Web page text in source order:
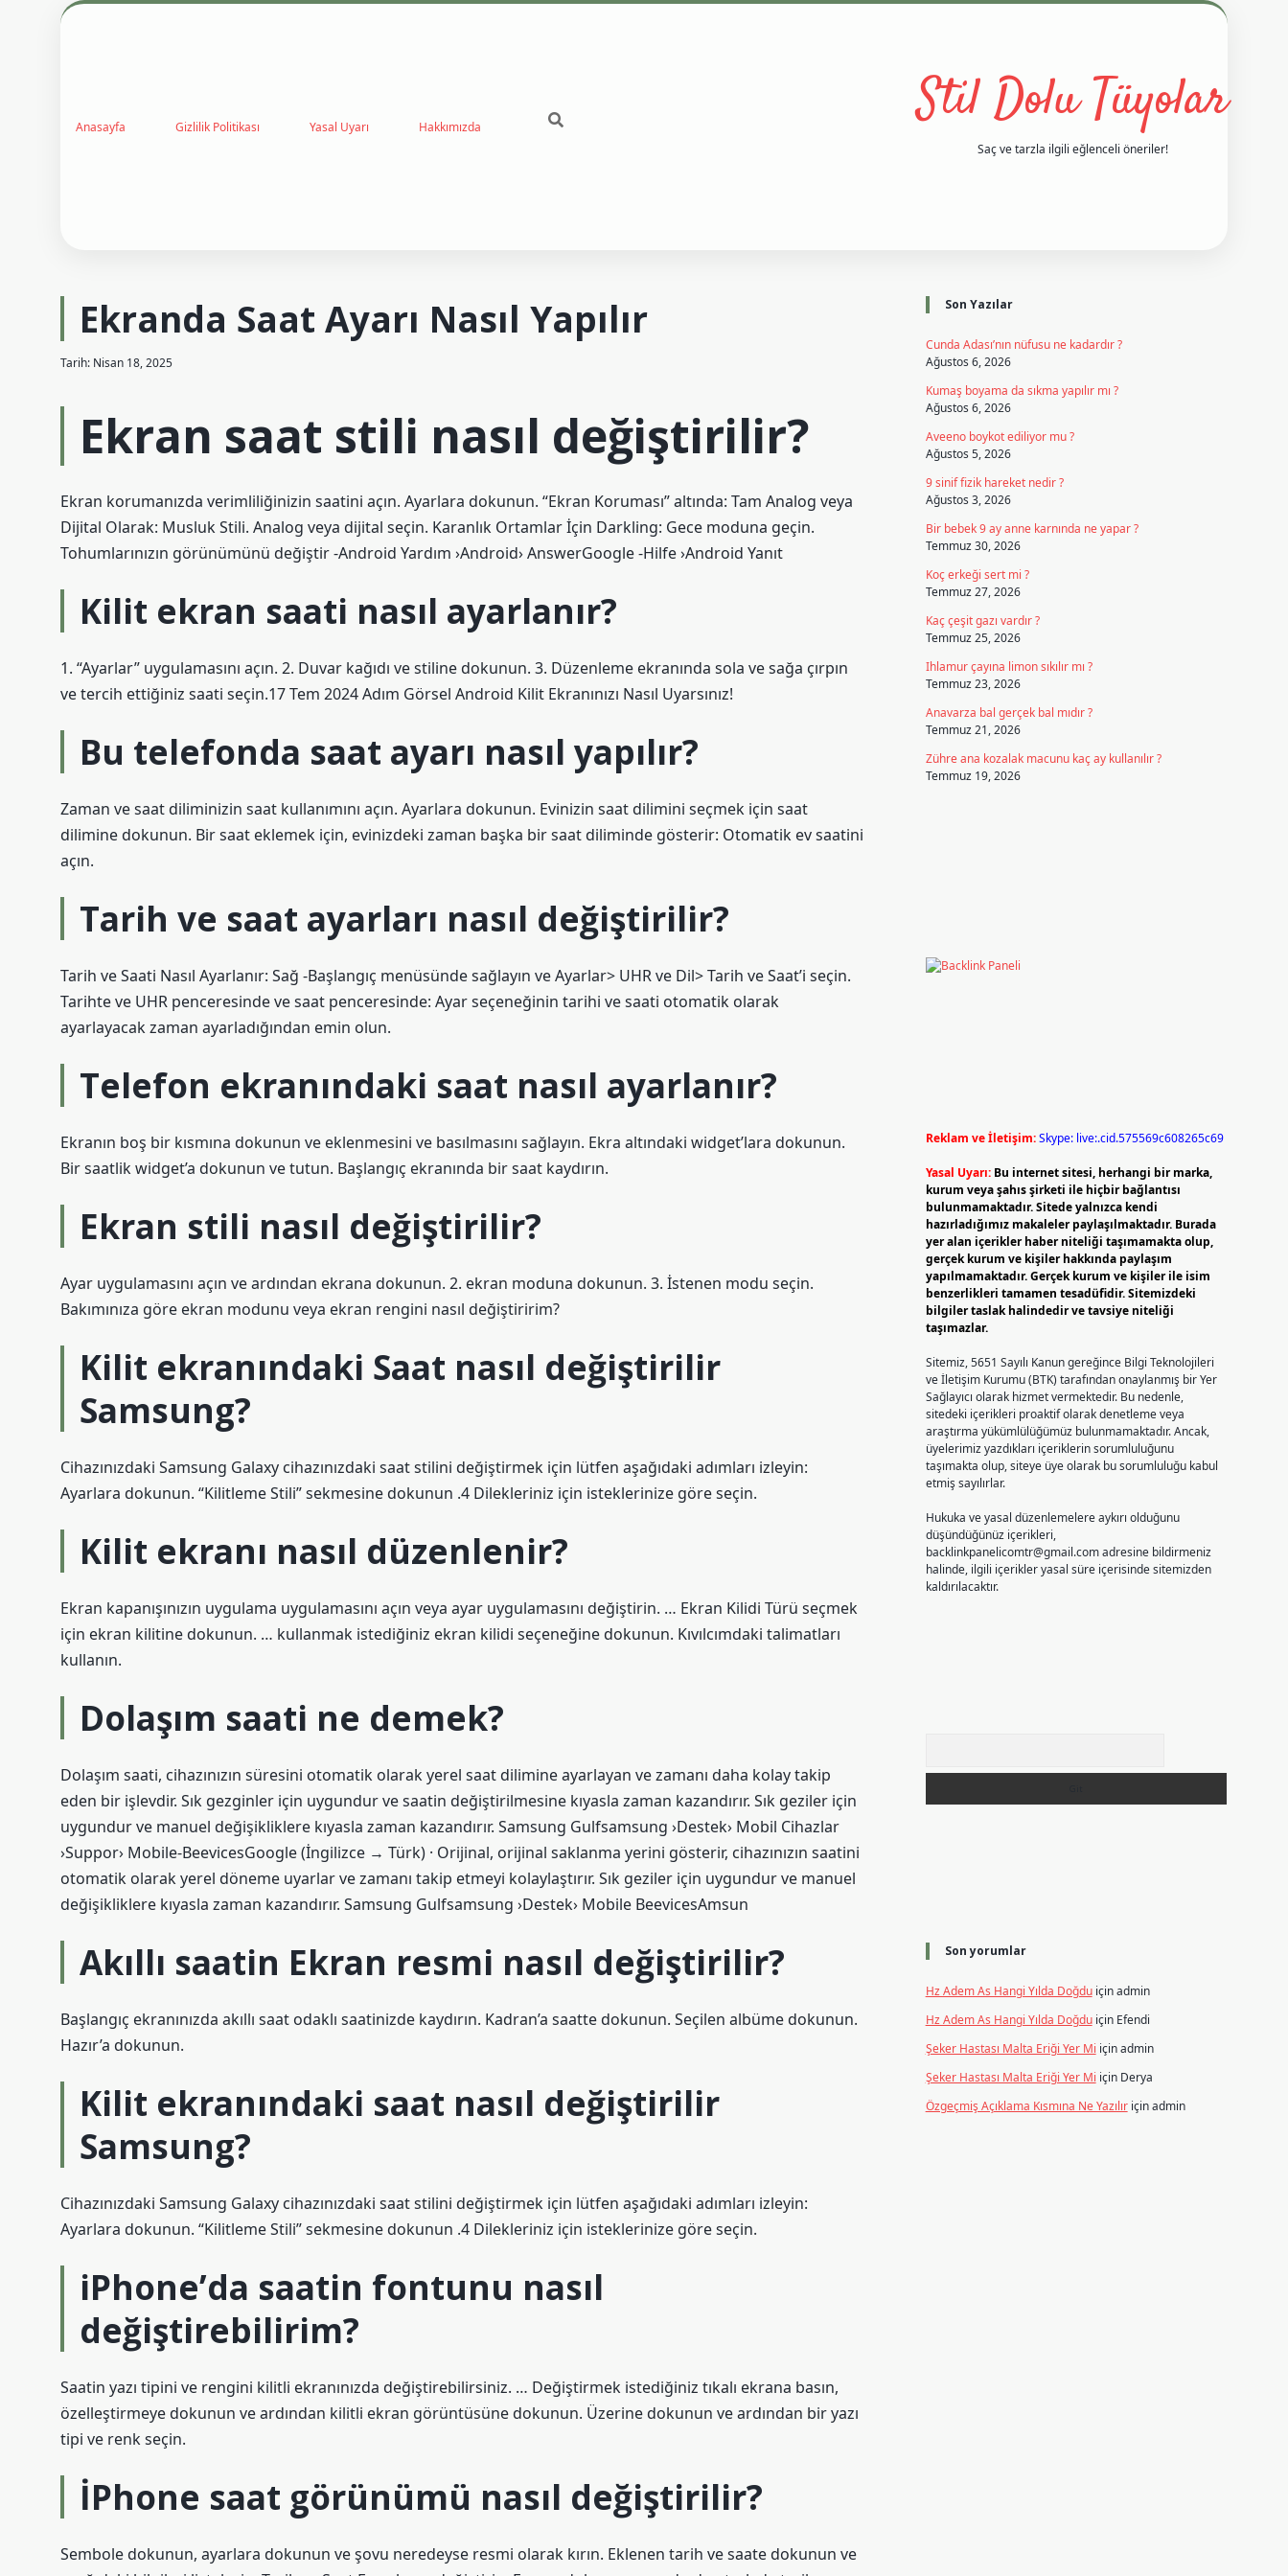
Anasayfa Gizlilik Politikası Yasal Uyarı Hakkımızda Stil Dolu Tüyolar
Saç ve tarzla ilgili eğlenceli öneriler!
Ekranda Saat Ayarı Nasıl Yapılır
Tarih: Nisan 18, 2025
Ekran saat stili nasıl değiştirilir?
Ekran korumanızda verimliliğinizin saatini açın. Ayarlara dokunun. “Ekran Koruması” altında: Tam Analog veya
Dijital Olarak: Musluk Stili. Analog veya dijital seçin. Karanlık Ortamlar İçin Darkling: Gece moduna geçin.
Tohumlarınızın görünümünü değiştir -Android Yardım ›Android› AnswerGoogle -Hilfe ›Android Yanıt
Kilit ekran saati nasıl ayarlanır?
1. “Ayarlar” uygulamasını açın. 2. Duvar kağıdı ve stiline dokunun. 3. Düzenleme ekranında sola ve sağa çırpın
ve tercih ettiğiniz saati seçin.17 Tem 2024 Adım Görsel Android Kilit Ekranınızı Nasıl Uyarsınız!
Bu telefonda saat ayarı nasıl yapılır?
Zaman ve saat diliminizin saat kullanımını açın. Ayarlara dokunun. Evinizin saat dilimini seçmek için saat
dilimine dokunun. Bir saat eklemek için, evinizdeki zaman başka bir saat diliminde gösterir: Otomatik ev saatini
açın.
Tarih ve saat ayarları nasıl değiştirilir?
Tarih ve Saati Nasıl Ayarlanır: Sağ -Başlangıç ​​menüsünde sağlayın ve Ayarlar> UHR ve Dil> Tarih ve Saat’i seçin.
Tarihte ve UHR penceresinde ve saat penceresinde: Ayar seçeneğinin tarihi ve saati otomatik olarak
ayarlayacak zaman ayarladığından emin olun.
Telefon ekranındaki saat nasıl ayarlanır?
Ekranın boş bir kısmına dokunun ve eklenmesini ve basılmasını sağlayın. Ekra altındaki widget’lara dokunun.
Bir saatlik widget’a dokunun ve tutun. Başlangıç ​​ekranında bir saat kaydırın.
Ekran stili nasıl değiştirilir?
Ayar uygulamasını açın ve ardından ekrana dokunun. 2. ekran moduna dokunun. 3. İstenen modu seçin.
Bakımınıza göre ekran modunu veya ekran rengini nasıl değiştiririm?
Kilit ekranındaki Saat nasıl değiştirilir
Samsung?
Cihazınızdaki Samsung Galaxy cihazınızdaki saat stilini değiştirmek için lütfen aşağıdaki adımları izleyin:
Ayarlara dokunun. “Kilitleme Stili” sekmesine dokunun .4 Dilekleriniz için isteklerinize göre seçin.
Kilit ekranı nasıl düzenlenir?
Ekran kapanışınızın uygulama uygulamasını açın veya ayar uygulamasını değiştirin. … Ekran Kilidi Türü seçmek
için ekran kilitine dokunun. … kullanmak istediğiniz ekran kilidi seçeneğine dokunun. Kıvılcımdaki talimatları
kullanın.
Dolaşım saati ne demek?
Dolaşım saati, cihazınızın süresini otomatik olarak yerel saat dilimine ayarlayan ve zamanı daha kolay takip
eden bir işlevdir. Sık gezginler için uygundur ve saatin değiştirilmesine kıyasla zaman kazandırır. Sık geziler için
uygundur ve manuel değişikliklere kıyasla zaman kazandırır. Samsung Gulfsamsung ›Destek› Mobil Cihazlar
›Suppor› Mobile-BeevicesGoogle (İngilizce → Türk) · Orijinal, orijinal saklanma yerini gösterir, cihazınızın saatini
otomatik olarak yerel döneme uyarlar ve zamanı takip etmeyi kolaylaştırır. Sık geziler için uygundur ve manuel
değişikliklere kıyasla zaman kazandırır. Samsung Gulfsamsung ›Destek› Mobile BeevicesAmsun
Akıllı saatin Ekran resmi nasıl değiştirilir?
Başlangıç ​​ekranınızda akıllı saat odaklı saatinizde kaydırın. Kadran’a saatte dokunun. Seçilen albüme dokunun.
Hazır’a dokunun.
Kilit ekranındaki saat nasıl değiştirilir
Samsung?
Cihazınızdaki Samsung Galaxy cihazınızdaki saat stilini değiştirmek için lütfen aşağıdaki adımları izleyin:
Ayarlara dokunun. “Kilitleme Stili” sekmesine dokunun .4 Dilekleriniz için isteklerinize göre seçin.
iPhone’da saatin fontunu nasıl
değiştirebilirim?
Saatin yazı tipini ve rengini kilitli ekranınızda değiştirebilirsiniz. … Değiştirmek istediğiniz tıkalı ekrana basın,
özelleştirmeye dokunun ve ardından kilitli ekran görüntüsüne dokunun. Üzerine dokunun ve ardından bir yazı
tipi ve renk seçin.
İPhone saat görünümü nasıl değiştirilir?
Sembole dokunun, ayarlara dokunun ve şovu neredeyse resmi olarak kırın. Eklenen tarih ve saate dokunun ve
Sidebar
Son Yazılar
Cunda Adası’nın nüfusu ne kadardır ?
Ağustos 6, 2026
Kumaş boyama da sıkma yapılır mı ?
Ağustos 6, 2026
Aveeno boykot ediliyor mu ?
Ağustos 5, 2026
9 sinif fizik hareket nedir ?
Ağustos 3, 2026
Bir bebek 9 ay anne karnında ne yapar ?
Temmuz 30, 2026
Koç erkeği sert mi ?
Temmuz 27, 2026
Kaç çeşit gazı vardır ?
Temmuz 25, 2026
Ihlamur çayına limon sıkılır mı ?
Temmuz 23, 2026
Anavarza bal gerçek bal mıdır ?
Temmuz 21, 2026
Zühre ana kozalak macunu kaç ay kullanılır ?
Temmuz 19, 2026
Reklam ve İletişim:Skype: live:.cid.575569c608265c69
Yasal Uyarı: Bu internet sitesi, herhangi bir marka,
kurum veya şahıs şirketi ile hiçbir bağlantısı
bulunmamaktadır. Sitede yalnızca kendi
hazırladığımız makaleler paylaşılmaktadır. Burada
yer alan içerikler haber niteliği taşımamakta olup,
gerçek kurum ve kişiler hakkında paylaşım
yapılmamaktadır. Gerçek kurum ve kişiler ile isim
benzerlikleri tamamen tesadüfidir. Sitemizdeki
bilgiler taslak halindedir ve tavsiye niteliği
taşımazlar.
Sitemiz, 5651 Sayılı Kanun gereğince Bilgi Teknolojileri
ve İletişim Kurumu (BTK) tarafından onaylanmış bir Yer
Sağlayıcı olarak hizmet vermektedir. Bu nedenle,
sitedeki içerikleri proaktif olarak denetleme veya
araştırma yükümlülüğümüz bulunmamaktadır. Ancak,
üyelerimiz yazdıkları içeriklerin sorumluluğunu
taşımakta olup, siteye üye olarak bu sorumluluğu kabul
etmiş sayılırlar.
Hukuka ve yasal düzenlemelere aykırı olduğunu
düşündüğünüz içerikleri,
backlinkpanelicomtr@gmail.comadresine bildirmeniz
halinde, ilgili içerikler yasal süre içerisinde sitemizden
kaldırılacaktır.
Son yorumlar
Hz Adem As Hangi Yılda Doğduiçinadmin
Hz Adem As Hangi Yılda Doğduiçin Efendi
Şeker Hastası Malta Eriği Yer Mi içinadmin
Şeker Hastası Malta Eriği Yer Mi için Derya
Özgeçmiş Açıklama Kısmına Ne Yazılıriçinadmin